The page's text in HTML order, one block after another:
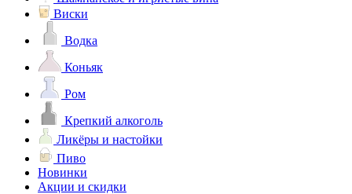
Виски
Водка
Коньяк
Ром
Крепкий алкоголь
Ликёры и настойки
Пиво
Новинки
Акции и скидки